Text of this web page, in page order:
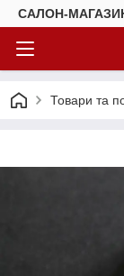
САЛОН-
Товари та